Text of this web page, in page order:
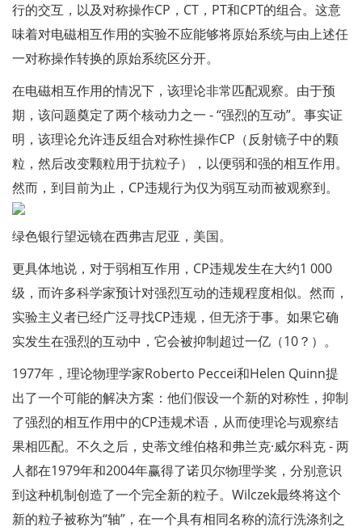
行的交互，以及对称操作CP，CT，PT和CPT的组合。这意
味着对电磁相互作用的实验不应能够将原始系统与由上述任
一对称操作转换的原始系统区分开。
在电磁相互作用的情况下，该理论非常匹配观察。由于预
期，该问题奠定了两个核动力之一 - “强烈的互动”。事实证
明，该理论允许违反组合对称性操作CP（反射镜子中的颗
粒，然后改变颗粒用于抗粒子），以便弱和强的相互作用。
然而，到目前为止，CP违规行为仅为弱互动而被观察到。
绿色银行望远镜在西弗吉尼亚，美国。
更具体地说，对于弱相互作用，CP违规发生在大约1 000
级，而许多科学家预计对强烈互动的违规程度相似。然而，
实验主义者已经广泛寻找CP违规，但无济于事。如果它确
实发生在强烈的互动中，它会被抑制超过一亿（10？）。
1977年，理论物理学家Roberto Peccei和Helen Quinn提
出了一个可能的解决方案：他们假设一个新的对称性，抑制
了强烈的相互作用中的CP违规术语，从而使理论与观察结
果相匹配。不久之后，史蒂文维伯格和弗兰克·威尔科克 - 两
人都在1979年和2004年赢得了诺贝尔物理学奖，分别意识
到这种机制创造了一个完全新的粒子。Wilczek最终将这个
新的粒子被称为“轴”，在一个具有相同名称的流行洗涤剂之